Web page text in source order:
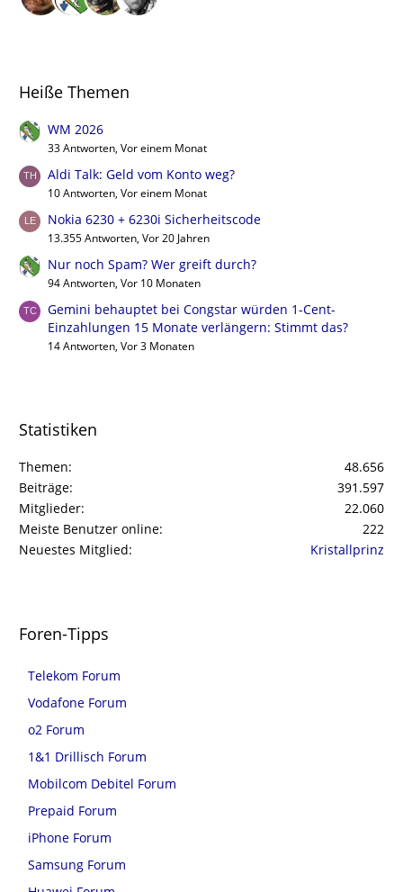
Heiße Themen
WM 2026
33 Antworten, Vor einem Monat
Aldi Talk: Geld vom Konto weg?
10 Antworten, Vor einem Monat
Nokia 6230 + 6230i Sicherheitscode
13.355 Antworten, Vor 20 Jahren
Nur noch Spam? Wer greift durch?
94 Antworten, Vor 10 Monaten
Gemini behauptet bei Congstar würden 1-Cent-
Einzahlungen 15 Monate verlängern: Stimmt das?
14 Antworten, Vor 3 Monaten
Statistiken
Themen
48.656
Beiträge
391.597
Mitglieder
22.060
Meiste Benutzer online
222
Neuestes Mitglied
Kristallprinz
Foren-Tipps
Telekom Forum
Vodafone Forum
o2 Forum
1&1 Drillisch Forum
Mobilcom Debitel Forum
Prepaid Forum
iPhone Forum
Samsung Forum